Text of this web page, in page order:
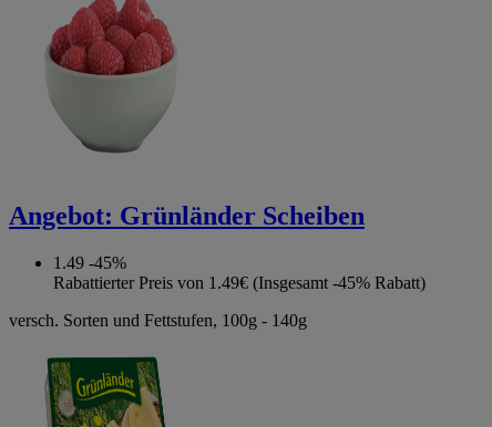
Angebot: Grünländer Scheiben
1.49 -45%
Rabattierter Preis von 1.49€ (Insgesamt -45% Rabatt)
versch. Sorten und Fettstufen, 100g - 140g